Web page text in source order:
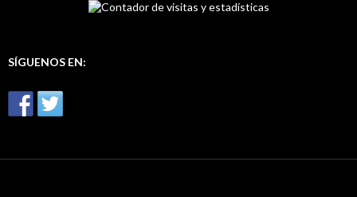
SÍGUENOS EN: